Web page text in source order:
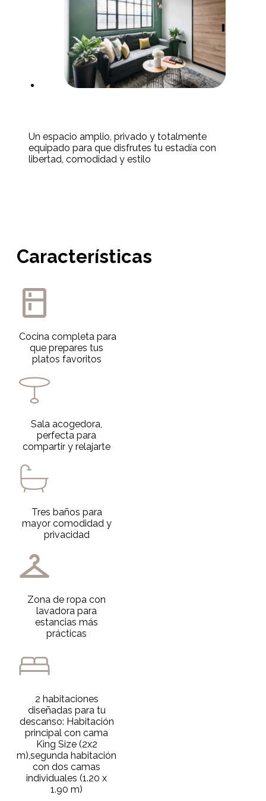
Un espacio amplio, privado y totalmente
equipado para que disfrutes tu estadía con
libertad, comodidad y estilo
Características
Cocina completa para
que prepares tus
platos favoritos
Sala acogedora,
perfecta para
compartir y relajarte
Tres baños para
mayor comodidad y
privacidad
Zona de ropa con
lavadora para
estancias más
prácticas
2 habitaciones
diseñadas para tu
descanso: Habitación
principal con cama
King Size (2x2
m),segunda habitación
con dos camas
individuales (1.20 x
1.90 m)